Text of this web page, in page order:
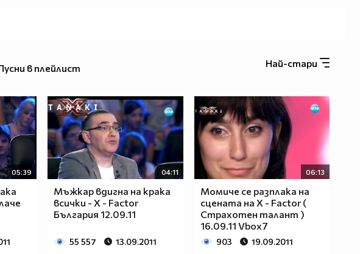
в плейлист Най-стари
05:39 04:11
Мъжкар вдигна на крака
всички - X - Factor
България 12.09.11
55 557 13.09.2011
06:13
Момиче се разплака на
сцената на X - Factor (
Страхотен талант )
16.09.11 Vbox7
903 19.09.2011